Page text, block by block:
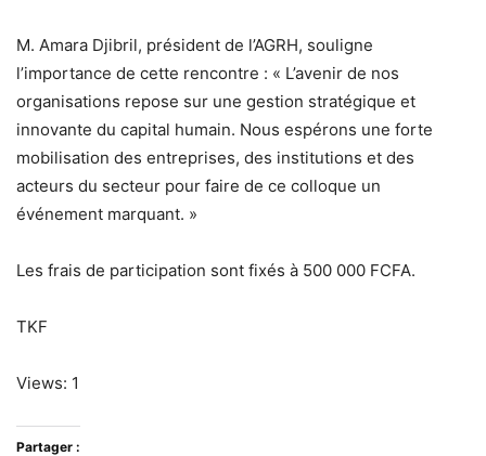
M. Amara Djibril, président de l’AGRH, souligne
l’importance de cette rencontre : « L’avenir de nos
organisations repose sur une gestion stratégique et
innovante du capital humain. Nous espérons une forte
mobilisation des entreprises, des institutions et des
acteurs du secteur pour faire de ce colloque un
événement marquant. »
Les frais de participation sont fixés à 500 000 FCFA.
TKF
Views: 1
Partager :